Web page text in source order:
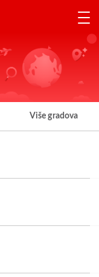
Više gradova